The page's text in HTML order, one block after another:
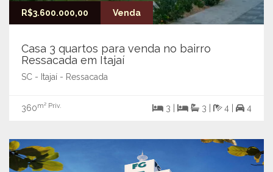
R$3.600.000,00 Venda
Casa 3 quartos para venda no bairro
Ressacada em Itajaí
SC - Itajaí - Ressacada
360m² Priv. 3 | 3 | 4 | 4